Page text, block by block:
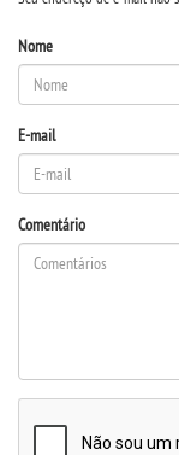
RELATOS
LOGIN
WEBMAIL
UNIESP
Nome
E-mail
Comentário